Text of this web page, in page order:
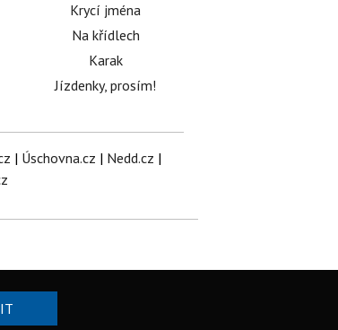
Krycí jména
Na křídlech
Karak
Jízdenky, prosím!
| Úschovna.cz | Nedd.cz |